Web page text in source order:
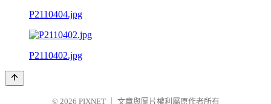
P2110404.jpg
P2110402.jpg
© 2026 PIXNET 文章與圖片權利屬原作者所有